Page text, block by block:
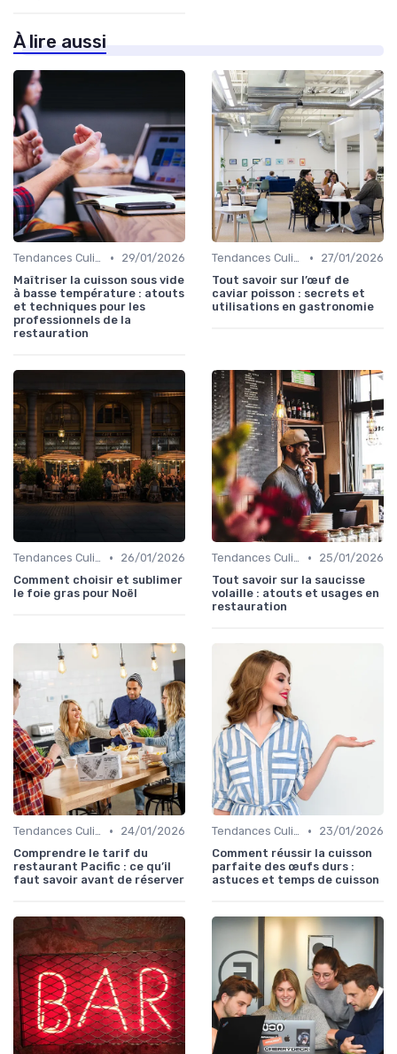
À lire aussi
Tendances Culinaire •
29/01/2026
Maîtriser la cuisson sous vide
à basse température : atouts
et techniques pour les
professionnels de la
restauration
Tendances Culinaire •
27/01/2026
Tout savoir sur l’œuf de
caviar poisson : secrets et
utilisations en gastronomie
Tendances Culinaire •
26/01/2026
Comment choisir et sublimer
le foie gras pour Noël
Tendances Culinaire •
25/01/2026
Tout savoir sur la saucisse
volaille : atouts et usages en
restauration
Tendances Culinaire •
24/01/2026
Comprendre le tarif du
restaurant Pacific : ce qu’il
faut savoir avant de réserver
Tendances Culinaire •
23/01/2026
Comment réussir la cuisson
parfaite des œufs durs :
astuces et temps de cuisson